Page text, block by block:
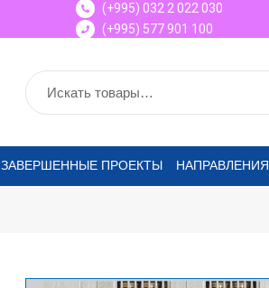
(+995) 032 2 022 030
(+995) 577 901 100
ЗАВЕРШЕННЫЕ ПРОЕКТЫ НАПРАВЛЕНИЯ